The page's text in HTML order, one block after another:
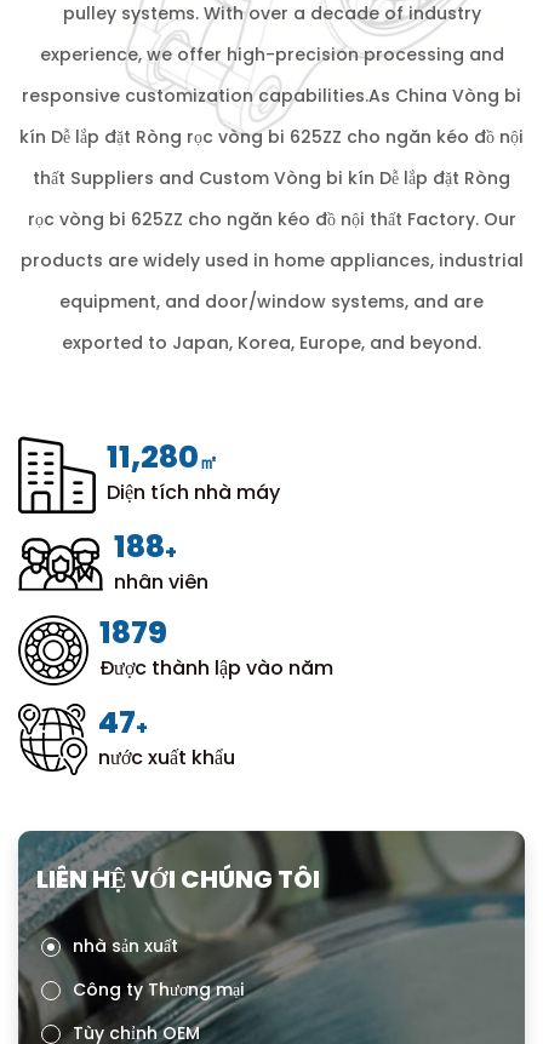
12,000㎡
Diện tích nhà máy
200+
nhân viên
1999
Được thành lập vào năm
50+
nước xuất khẩu
pulley systems. With over a decade of industry
experience, we offer high-precision processing and
responsive customization capabilities.As China Vòng bi
kín Dễ lắp đặt Ròng rọc vòng bi 625ZZ cho ngăn kéo đồ nội
thất Suppliers and Custom Vòng bi kín Dễ lắp đặt Ròng
rọc vòng bi 625ZZ cho ngăn kéo đồ nội thất Factory. Our
products are widely used in home appliances, industrial
equipment, and door/window systems, and are
exported to Japan, Korea, Europe, and beyond.
LIÊN HỆ VỚI CHÚNG TÔI
nhà sản xuất
Công ty Thương mại
Tùy chỉnh OEM